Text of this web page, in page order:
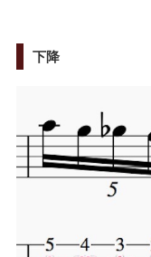
下降